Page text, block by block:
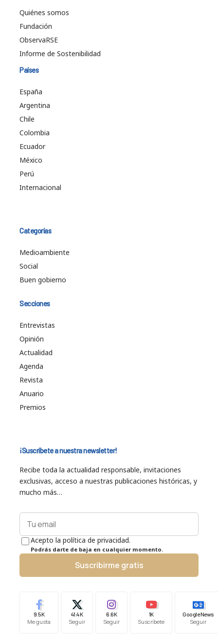
Quiénes somos
Fundación
ObservaRSE
Informe de Sostenibilidad
Países
España
Argentina
Chile
Colombia
Ecuador
México
Perú
Internacional
Categorías
Medioambiente
Social
Buen gobierno
Secciones
Entrevistas
Opinión
Actualidad
Agenda
Revista
Anuario
Premios
¡Suscríbete a nuestra newsletter!
Recibe toda la actualidad responsable, invitaciones
exclusivas, acceso a nuestras publicaciones históricas, y
mucho más…
Acepto la política de privacidad.
Podrás darte de baja en cualquier momento.
Suscribirme gratis
9.5K
Me gusta
41.4K
Seguir
6.6K
Seguir
1K
Suscríbete
Google News
Seguir